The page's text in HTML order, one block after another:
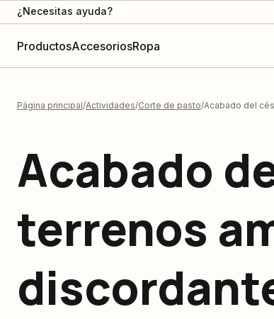
¿Necesitas ayuda?
ProductosAccesoriosRopa
Página principal Actividades Corte de pasto Acabado del
Acabado
terrenos